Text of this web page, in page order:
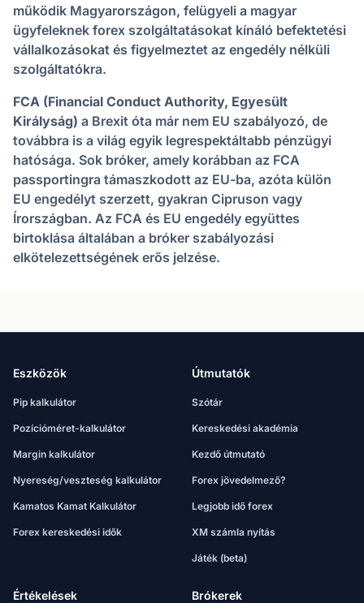
működik Magyarországon, felügyeli a magyar
ügyfeleknek forex szolgáltatásokat kínáló befektetési
vállalkozásokat és figyelmeztet az engedély nélküli
szolgáltatókra.
FCA (Financial Conduct Authority, Egyesült
Királyság) a Brexit óta már nem EU szabályozó, de
továbbra is a világ egyik legrespektáltabb pénzügyi
hatósága. Sok bróker, amely korábban az FCA
passportingra támaszkodott az EU-ba, azóta külön
EU engedélyt szerzett, gyakran Cipruson vagy
Írországban. Az FCA és EU engedély együttes
birtoklása általában a bróker szabályozási
elkötelezettségének erős jelzése.
Eszközök
Pip kalkulátor
Pozícióméret-kalkulátor
Margin kalkulátor
Nyereség/veszteség kalkulátor
Kamatos Kamat Kalkulátor
Forex kereskedési idők
Útmutatók
Szótár
Kereskedési akadémia
Kezdő útmutató
Forex jövedelmező?
Legjobb idő forex
XM számla nyítás
Játék (beta)
Értékelések Brókerek